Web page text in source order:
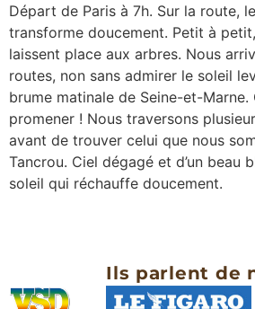
Départ de Paris à 7h. Sur la route,
transforme doucement. Petit à
laissent place aux arbres. Nous
routes, non sans admirer le soleil
brume matinale de Seine-et-Marne.
promener ! Nous traversons
avant de trouver celui que nous
Tancrou. Ciel dégagé et d’un beau
soleil qui réchauffe doucement.
Ils parlent de